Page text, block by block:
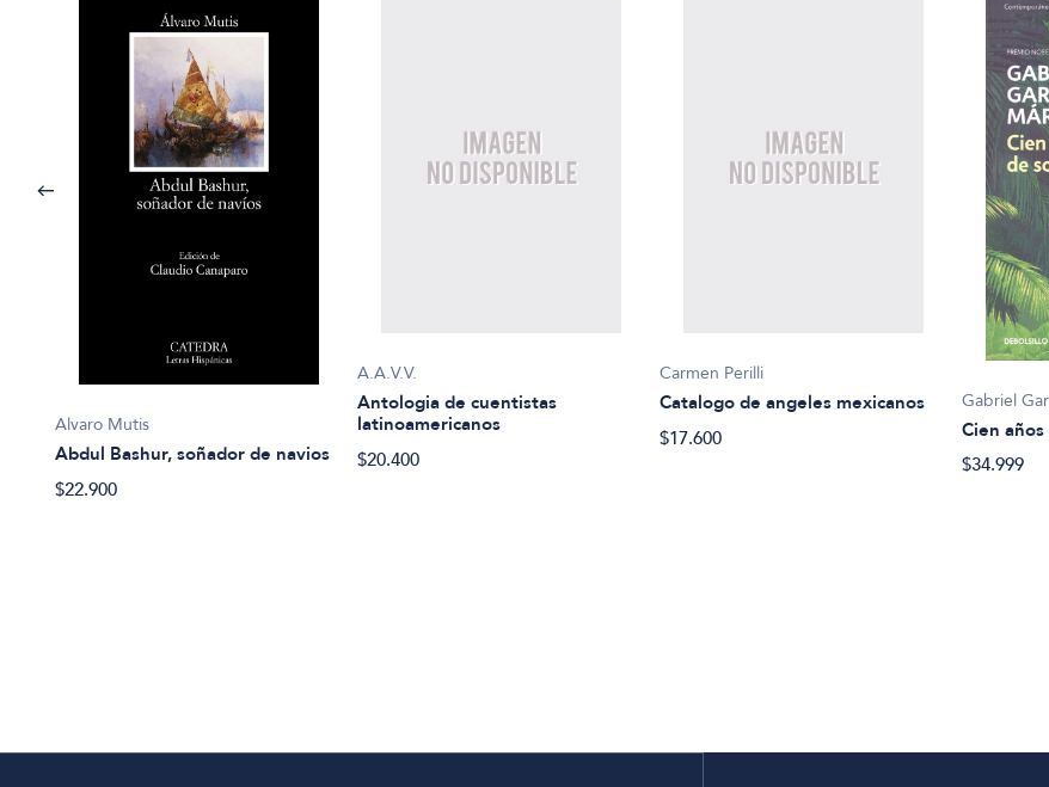
Alvaro Mutis
Abdul Bashur, soñador de navios
$22.900
A.A.V.V.
Antologia de cuentistas
latinoamericanos
$20.400
Carmen Perilli
Catalogo de angeles mexicanos
$17.600
Gabriel
Cien
$34.999